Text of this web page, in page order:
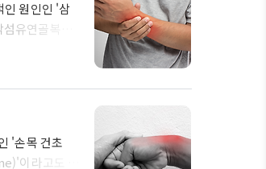
인 원인인 '삼
유연골복합
이어주는 삼
니다. 그리고
체가 손상되
'손목 건초
이라고도 부